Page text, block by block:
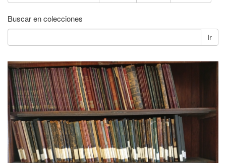
Buscar en colecciones
Ir